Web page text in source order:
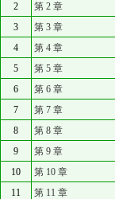
2
第 2 章
3
第 3 章
4
第 4 章
5
第 5 章
6
第 6 章
7
第 7 章
8
第 8 章
9
第 9 章
10
第 10 章
11
第 11 章